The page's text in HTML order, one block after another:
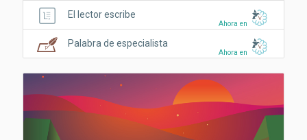
Ahora en
El lector escribe
Ahora en
Palabra de especialista